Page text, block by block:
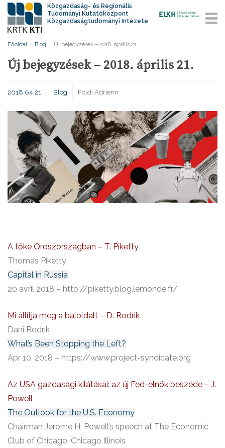
Közgazdaság- és Regionális
Tudományi Kutatóközpont
Közgazdaságtudományi Intézete
Főoldal Blog Új bejegyzések – 2018. április 21.
Új bejegyzések – 2018. április 21.
2018.04.21. Blog Földi Adrienn
A tőke Oroszországban – T. Piketty
Thomas Piketty
Capital in Russia
20 avril 2018 – http://piketty.blog.lemonde.fr/
Mi állítja meg a baloldalt – D. Rodrik
Dani Rodrik
What’s Been Stopping the Left?
Apr 10, 2018 – https://www.project-syndicate.org
Az USA gazdasági kilátásai: az új Fed-elnök beszéde – J.
Powell
The Outlook for the U.S. Economy
Chairman Jerome H. Powell’s speech at The Economic
Club of Chicago, Chicago,Illinois